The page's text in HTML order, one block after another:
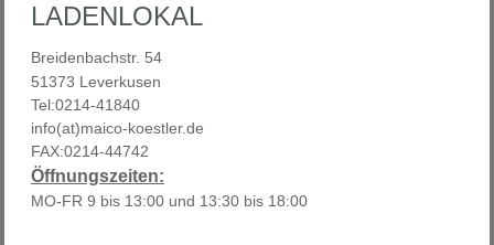
LADENLOKAL
Breidenbachstr. 54
51373 Leverkusen
Tel:0214-41840
info(at)maico-koestler.de
FAX:0214-44742
Öffnungszeiten:
MO-FR 9 bis 13:00 und 13:30 bis 18:00